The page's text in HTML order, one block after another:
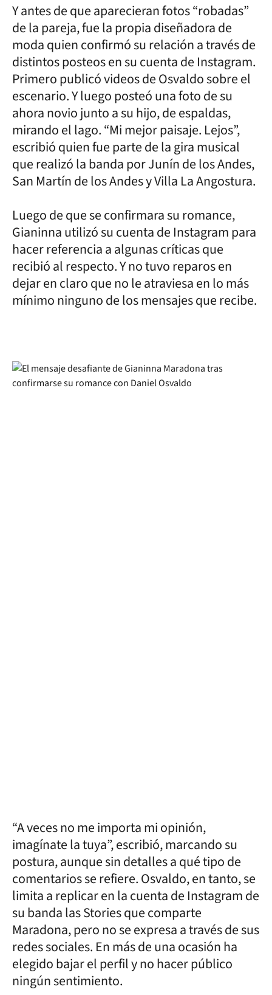
Y antes de que aparecieran fotos “robadas”
de la pareja, fue la propia diseñadora de
moda quien confirmó su relación a través de
distintos posteos en su cuenta de Instagram.
Primero publicó videos de Osvaldo sobre el
escenario. Y luego posteó una foto de su
ahora novio junto a su hijo, de espaldas,
mirando el lago. “Mi mejor paisaje. Lejos”,
escribió quien fue parte de la gira musical
que realizó la banda por Junín de los Andes,
San Martín de los Andes y Villa La Angostura.
Luego de que se confirmara su romance,
Gianinna utilizó su cuenta de Instagram para
hacer referencia a algunas críticas que
recibió al respecto. Y no tuvo reparos en
dejar en claro que no le atraviesa en lo más
mínimo ninguno de los mensajes que recibe.
“A veces no me importa mi opinión,
imagínate la tuya”, escribió, marcando su
postura, aunque sin detalles a qué tipo de
comentarios se refiere. Osvaldo, en tanto, se
limita a replicar en la cuenta de Instagram de
su banda las Stories que comparte
Maradona, pero no se expresa a través de sus
redes sociales. En más de una ocasión ha
elegido bajar el perfil y no hacer público
ningún sentimiento.